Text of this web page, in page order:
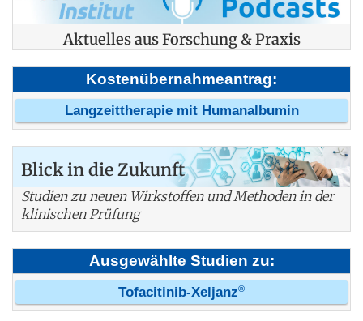
Aktuelles aus Forschung & Praxis
Kostenübernahmeantrag:
Langzeittherapie mit Humanalbumin
Blick in die Zukunft
Studien zu neuen Wirkstoffen und Methoden in der
klinischen Prüfung
Ausgewählte Studien zu:
Tofacitinib-Xeljanz®